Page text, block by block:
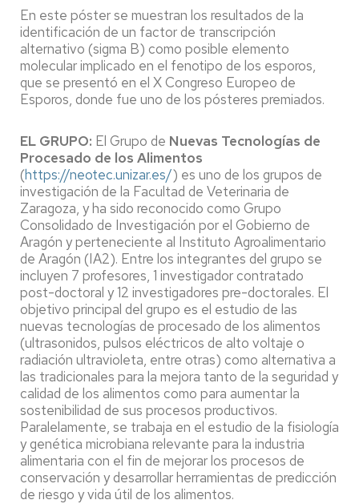
En este póster se muestran los resultados de la
identificación de un factor de transcripción
alternativo (sigma B) como posible elemento
molecular implicado en el fenotipo de los esporos,
que se presentó en el X Congreso Europeo de
Esporos, donde fue uno de los pósteres premiados.
EL GRUPO: El Grupo de Nuevas Tecnologías de
Procesado de los Alimentos
(https://neotec.unizar.es/) es uno de los grupos de
investigación de la Facultad de Veterinaria de
Zaragoza, y ha sido reconocido como Grupo
Consolidado de Investigación por el Gobierno de
Aragón y perteneciente al Instituto Agroalimentario
de Aragón (IA2). Entre los integrantes del grupo se
incluyen 7 profesores, 1 investigador contratado
post-doctoral y 12 investigadores pre-doctorales. El
objetivo principal del grupo es el estudio de las
nuevas tecnologías de procesado de los alimentos
(ultrasonidos, pulsos eléctricos de alto voltaje o
radiación ultravioleta, entre otras) como alternativa a
las tradicionales para la mejora tanto de la seguridad y
calidad de los alimentos como para aumentar la
sostenibilidad de sus procesos productivos.
Paralelamente, se trabaja en el estudio de la fisiología
y genética microbiana relevante para la industria
alimentaria con el fin de mejorar los procesos de
conservación y desarrollar herramientas de predicción
de riesgo y vida útil de los alimentos.